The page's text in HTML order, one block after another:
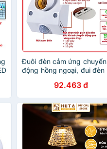
Đuôi đèn cảm ứng chuyển
động hồng ngoại, đui đèn
92.463 đ